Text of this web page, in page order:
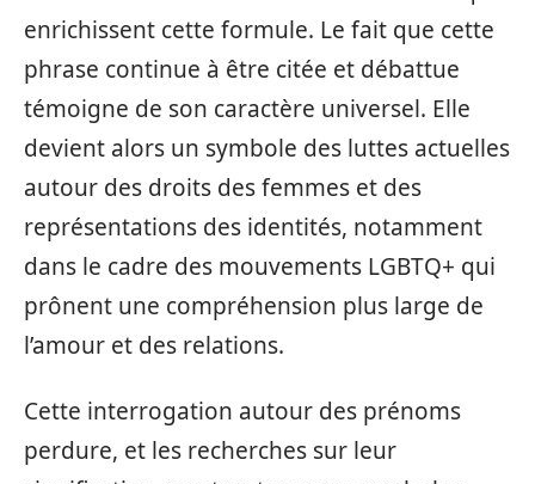
enrichissent cette formule. Le fait que cette
phrase continue à être citée et débattue
témoigne de son caractère universel. Elle
devient alors un symbole des luttes actuelles
autour des droits des femmes et des
représentations des identités, notamment
dans le cadre des mouvements LGBTQ+ qui
prônent une compréhension plus large de
l’amour et des relations.
Cette interrogation autour des prénoms
perdure, et les recherches sur leur